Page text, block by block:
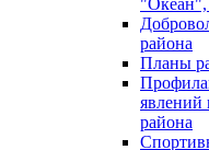
района
Планы
явлений
района